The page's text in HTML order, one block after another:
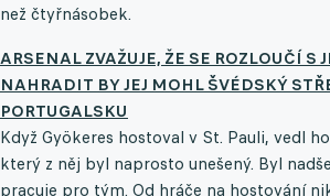
než čtyřnásobek.
ARSENAL ZVAŽUJE, ŽE SE ROZLOUČÍ S
NAHRADIT BY JEJ MOHL ŠVÉDSKÝ
PORTUGALSKU
Když Gyökeres hostoval v St. Pauli, vedl
který z něj byl naprosto unešený. Byl
pracuje pro tým. Od hráče na hostování